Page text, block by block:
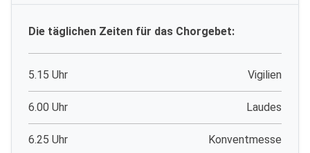
Die täglichen Zeiten für das Chorgebet:
5.15 Uhr Vigilien
6.00 Uhr Laudes
6.25 Uhr Konventmesse